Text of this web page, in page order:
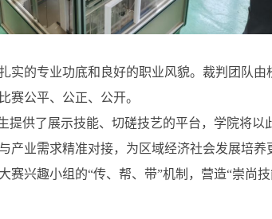
实的专业功底和良好的职业风貌。裁判团队
赛公平、公正、公开。
供了展示技能、切磋技艺的平台，学院将以
业需求精准对接，为区域经济社会发展培养
赛兴趣小组的“传、帮、带”机制，营造“崇尚